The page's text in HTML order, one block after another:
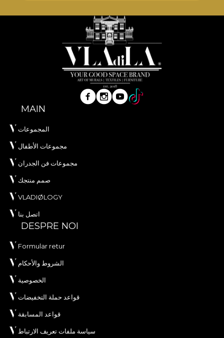
MAIN
المجموعات
مجموعات الأطفال
مجموعات فن الجدران
صمم منتجك
VLADIØLOGY
اتصل بنا
DESPRE NOI
Formular retur
الشروط والأحكام
الخصوصية
قواعد حملة التخفيضات
قواعد المسابقة
سياسة ملفات تعريف الارتباط